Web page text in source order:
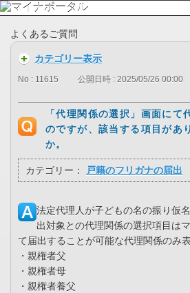
よくあるご質問
カテゴリー表示
No : 11615 公開日時 : 2025/05/26 00:00
「代理関係の選択」画面にて
のですが、該当する項目があ
か。
カテゴリー： 戸籍のフリガナの届出
法定代理人が子どもの名の振り仮
出対象との代理関係の選択項目は
て届出することが可能な代理関係のみ
・親権者父
・親権者母
・親権者養父